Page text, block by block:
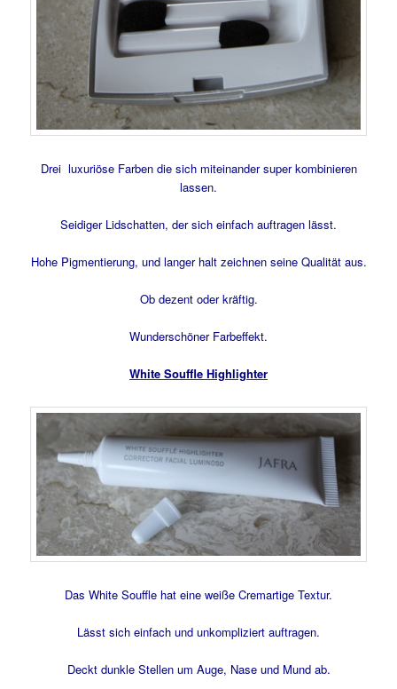
Drei luxuriöse Farben die sich miteinander super kombinieren
lassen.
Seidiger Lidschatten, der sich einfach auftragen lässt.
Hohe Pigmentierung, und langer halt zeichnen seine Qualität aus.
Ob dezent oder kräftig.
Wunderschöner Farbeffekt.
White Souffle Highlighter
Das White Souffle hat eine weiße Cremartige Textur.
Lässt sich einfach und unkompliziert auftragen.
Deckt dunkle Stellen um Auge, Nase und Mund ab.